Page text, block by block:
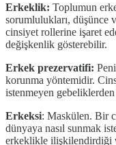
Erkeklik: Toplumun
sorumlulukları, düşünce
cinsiyet rollerine işaret
değişkenlik gösterebilir.
Erkek prezervatifi:
korunma yöntemidir.
istenmeyen
Erkeksi: Maskülen. Bir
dünyaya nasıl sunmak
erkeklikle ilişkilendirdiği